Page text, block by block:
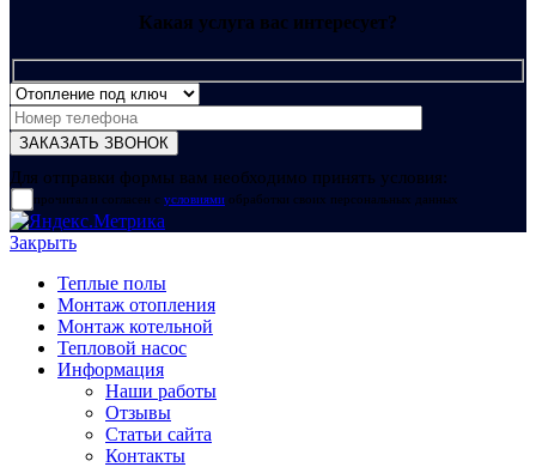
Какая услуга вас интересует?
Для отправки формы вам необходимо принять условия:
прочитал и согласен с условиями обработки своих персональных данных
Закрыть
Теплые полы
Монтаж отопления
Монтаж котельной
Тепловой насос
Информация
Наши работы
Отзывы
Статьи сайта
Контакты